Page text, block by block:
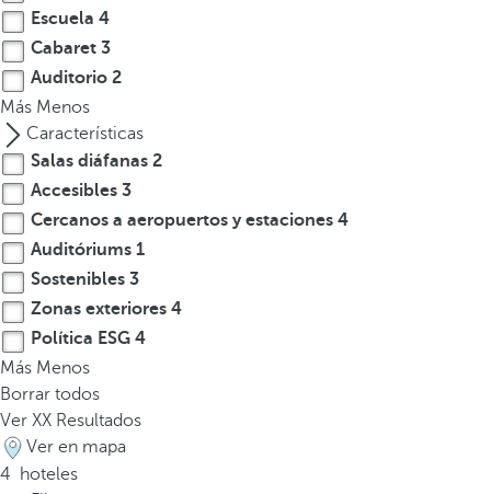
f
l
e
c
h
a
h
a
c
i
a
b
a
j
o
p
a
Escuela 4
Cabaret 3
Auditorio 2
Más Menos
Características
Salas diáfanas 2
Accesibles 3
Cercanos a aeropuertos y estaciones 4
Auditóriums 1
Sostenibles 3
Zonas exteriores 4
Política ESG 4
Más Menos
Borrar todos
Ver XX Resultados
Ver en mapa
4
hoteles